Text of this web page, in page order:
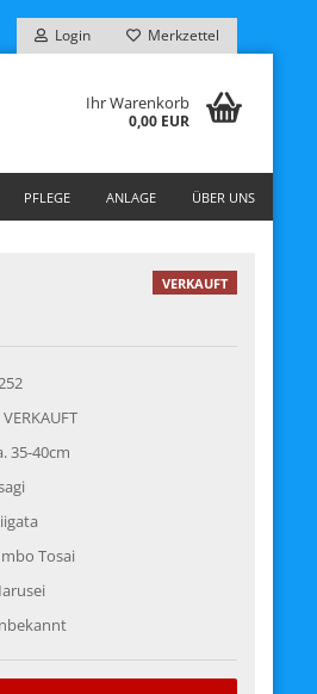
Login Merkzettel
Ihr Warenkorb
0,00 EUR
PFLEGE ANLAGE ÜBER UNS
VERKAUFT
VERKAUFT
35-40cm
Tosai